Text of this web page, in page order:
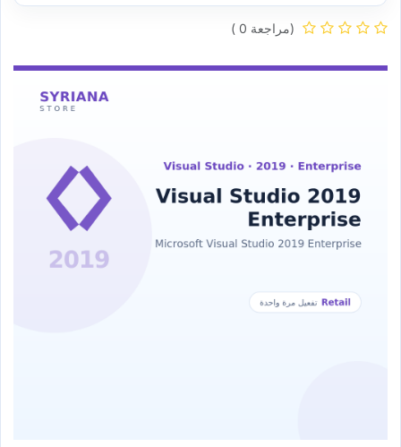
(مراجعة 0 )